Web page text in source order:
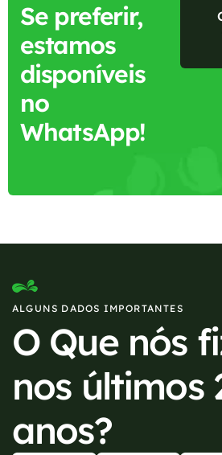
Se preferir,
estamos
disponíveis
no
WhatsApp!
ALGUNS DADOS IMPORTANTES
O Que nós
nos últimos
anos?